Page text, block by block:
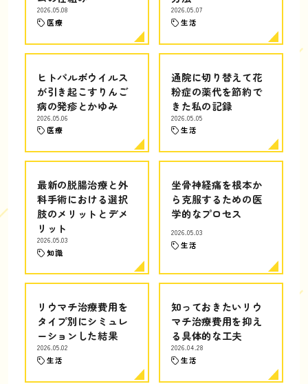
2026.05.08
医療
2026.05.07
生活
ヒトパルボウイルス
が引き起こすりんご
病の発疹とかゆみ
2026.05.06
医療
通院に切り替えて花
粉症の薬代を節約で
きた私の記録
2026.05.05
生活
最新の脱腸治療と外
科手術における選択
肢のメリットとデメ
リット
2026.05.03
知識
坐骨神経痛を根本か
ら克服するための医
学的なプロセス
2026.05.03
生活
リウマチ治療費用を
タイプ別にシミュレ
ーションした結果
2026.05.02
生活
知っておきたいリウ
マチ治療費用を抑え
る具体的な工夫
2026.04.28
生活